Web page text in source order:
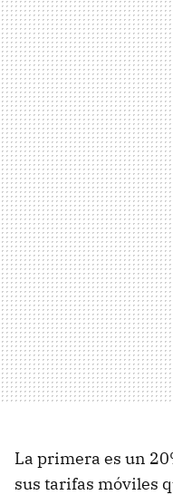
La primera es un
sus tarifas móviles